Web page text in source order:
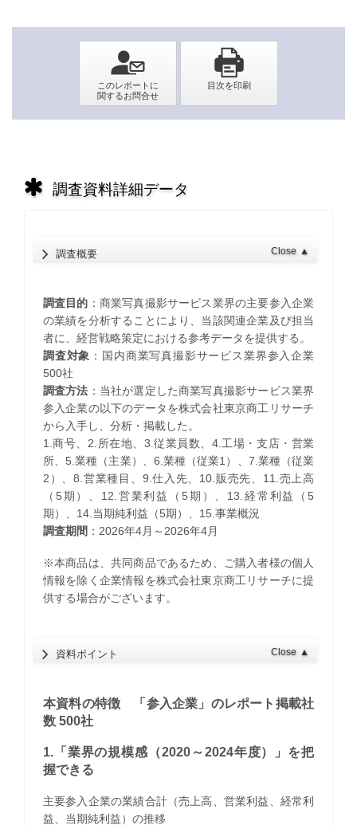
調査資料詳細データ
調査概要 Close ▲
調査目的 ：商業写真撮影サービス業界の主要参入企業
の業績を分析することにより、当該関連企業及び担当
者に、経営戦略策定における参考データを提供する。
調査対象 ：国内商業写真撮影サービス業界参入企業
500社
調査方法 ：当社が選定した商業写真撮影サービス業界
参入企業の以下のデータを株式会社東京商工リサーチ
から入手し、分析・掲載した。
1.商号、2.所在地、3.従業員数、4.工場・支店・営業
所、5.業種（主業）、6.業種（従業1）、7.業種（従業
2）、8.営業種目、9.仕入先、10.販売先、11.売上高
（5期）、12.営業利益（5期）、13.経常利益（5
期）、14.当期純利益（5期）、15.事業概況
調査期間 ：2026年4月～2026年4月
※本商品は、共同商品であるため、ご購入者様の個人
情報を除く企業情報を株式会社東京商工リサーチに提
供する場合がございます。
資料ポイント Close ▲
本資料の特徴 「参入企業」のレポート掲載社
数 500社
1.「業界の規模感（2020～2024年度）」を把
握できる
主要参入企業の業績合計（売上高、営業利益、経常利
益、当期純利益）の推移